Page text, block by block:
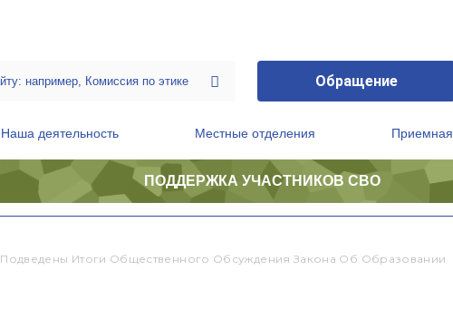
Обращение
Наша деятельность Местные отделения Приемная
ПОДДЕРЖКА УЧАСТНИКОВ СВО
Подведены Итоги Общественного Обсуждения Закона Об Образовании